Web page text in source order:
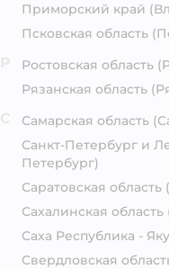
Приморский край
Псковская область
Ростовская область
Рязанская область
Самарская область
Санкт-Петербург и
Петербург)
Саратовская область
Сахалинская область
Саха Республика -
Свердловская